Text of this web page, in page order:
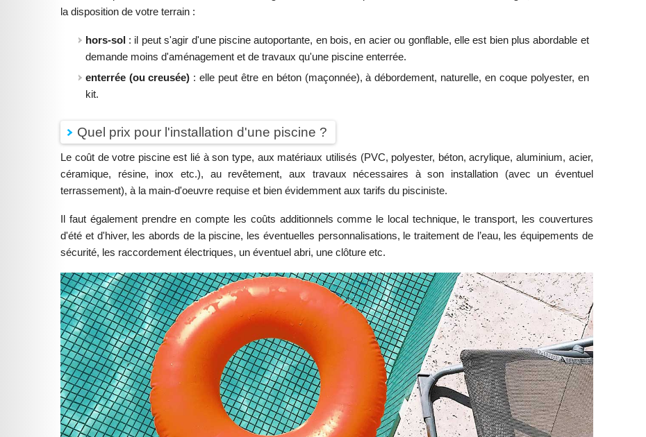
la disposition de votre terrain :
hors-sol: il peut s'agir d'une piscine autoportante, en bois, en acier ou gonflable, elle est bien plus abordable et
demande moins d'aménagement et de travaux qu'une piscine enterrée.
enterrée (ou creusée) : elle peut être en béton (maçonnée), à débordement, naturelle, en coque polyester, en
kit.
Quel prix pour l'installation d'une piscine ?
Le coût de votre piscine est lié à son type, aux matériaux utilisés (PVC, polyester, béton, acrylique, aluminium, acier,
céramique, résine, inox etc.), au revêtement, aux travaux nécessaires à son installation (avec un éventuel
terrassement), à la main-d'oeuvre requise et bien évidemment aux tarifs du pisciniste.
Il faut également prendre en compte les coûts additionnels comme le local technique, le transport, les couvertures
d'été et d'hiver, les abords de la piscine, les éventuelles personnalisations, le traitement de l’eau, les équipements de
sécurité, les raccordement électriques, un éventuel abri, une clôture etc.